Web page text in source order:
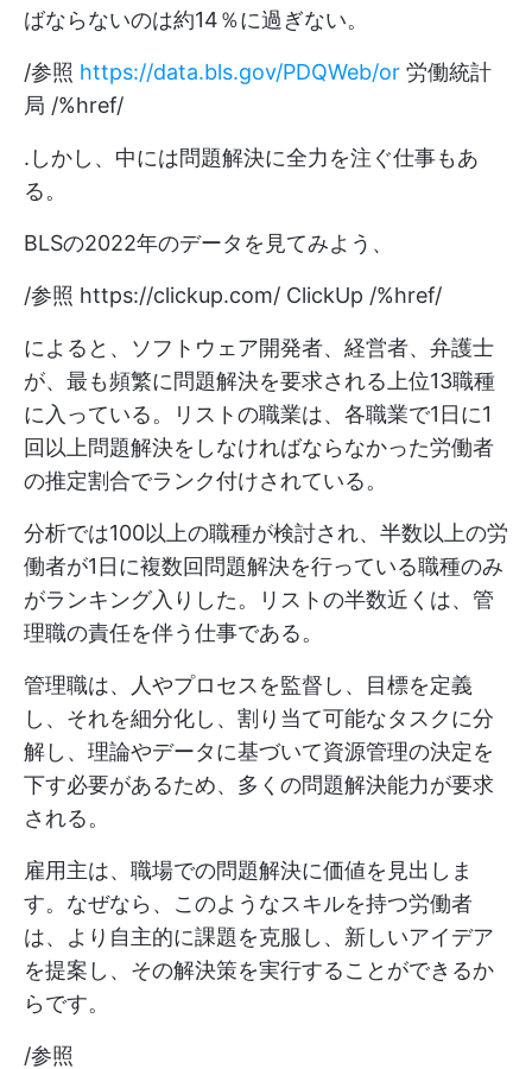
ばならないのは約14％に過ぎない。
/参照 https://data.bls.gov/PDQWeb/or 労働統計
局 /%href/
.しかし、中には問題解決に全力を注ぐ仕事もあ
る。
BLSの2022年のデータを見てみよう、
/参照 https://clickup.com/ ClickUp /%href/
によると、ソフトウェア開発者、経営者、弁護士
が、最も頻繁に問題解決を要求される上位13職種
に入っている。リストの職業は、各職業で1日に1
回以上問題解決をしなければならなかった労働者
の推定割合でランク付けされている。
分析では100以上の職種が検討され、半数以上の労
働者が1日に複数回問題解決を行っている職種のみ
がランキング入りした。リストの半数近くは、管
理職の責任を伴う仕事である。
管理職は、人やプロセスを監督し、目標を定義
し、それを細分化し、割り当て可能なタスクに分
解し、理論やデータに基づいて資源管理の決定を
下す必要があるため、多くの問題解決能力が要求
される。
雇用主は、職場での問題解決に価値を見出しま
す。なぜなら、このようなスキルを持つ労働者
は、より自主的に課題を克服し、新しいアイデア
を提案し、その解決策を実行することができるか
らです。
/参照